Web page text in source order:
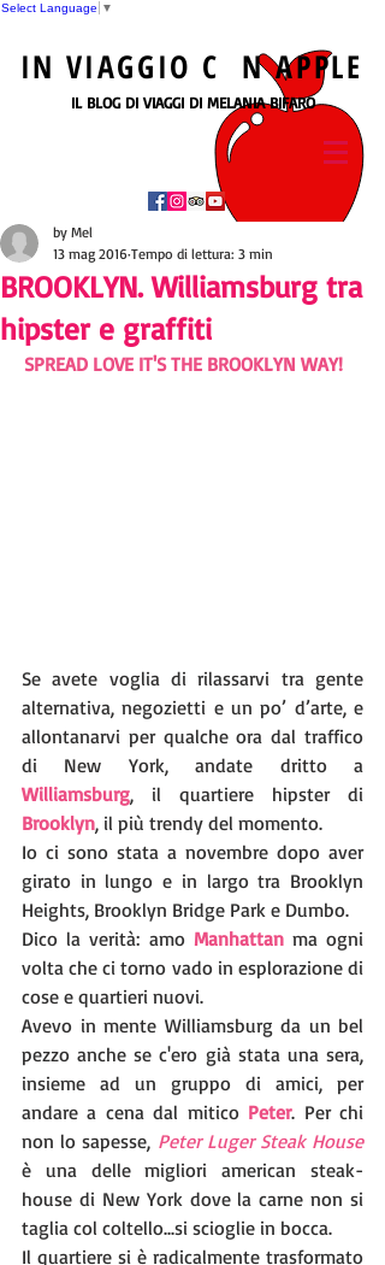
Select Language ▼
IN VIAGGIO C NAPPLE
IL BLOG DI VIAGGI DI MELANIA BIFARO
BROOKLYN. Williamsburg tra
hipster e graffiti
by Mel
13 mag 2016 Tempo di lettura: 3 min
SPREAD LOVE IT'S THE BROOKLYN WAY!
Se avete voglia di rilassarvi tra gente
alternativa, negozietti e un po’ d’arte, e
allontanarvi per qualche ora dal traffico
Williamsburg
Brooklyn, il più trendy del momento.
Io ci sono stata a novembre dopo aver
girato in lungo e in largo tra Brooklyn
Heights, Brooklyn Bridge Park e Dumbo.
Dico la verità: amo Manhattan ma ogni
volta che ci torno vado in esplorazione di
cose e quartieri nuovi.
Avevo in mente Williamsburg da un bel
pezzo anche se c'ero già stata una sera,
insieme ad un gruppo di amici, per
andare a cena dal mitico Peter. Per chi
non lo sapesse, Peter Luger Steak House
è una delle migliori american steak-
house di New York dove la carne non si
taglia col coltello...si scioglie in bocca.
Il quartiere si è radicalmente trasformato